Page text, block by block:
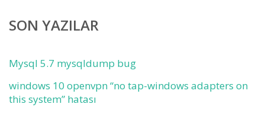
SON YAZILAR
Mysql 5.7 mysqldump bug
windows 10 openvpn “no tap-windows adapters on
this system” hatası